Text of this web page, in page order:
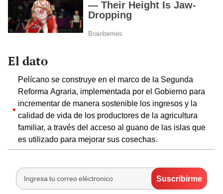
El dato
Pelícano se construye en el marco de la Segunda
Reforma Agraria, implementada por el Gobierno para
incrementar de manera sostenible los ingresos y la
calidad de vida de los productores de la agricultura
familiar, a través del acceso al guano de las islas que
es utilizado para mejorar sus cosechas.